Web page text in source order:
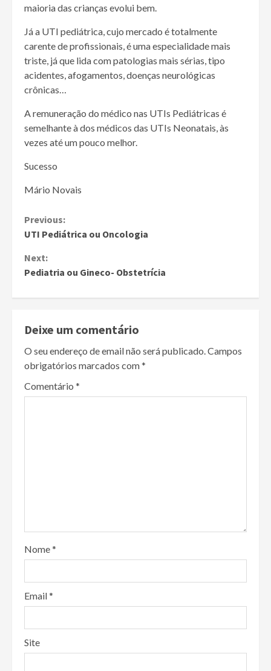
maioria das crianças evolui bem.
Já a UTI pediátrica, cujo mercado é totalmente
carente de profissionais, é uma especialidade mais
triste, já que lida com patologias mais sérias, tipo
acidentes, afogamentos, doenças neurológicas
crônicas…
A remuneração do médico nas UTIs Pediátricas é
semelhante à dos médicos das UTIs Neonatais, às
vezes até um pouco melhor.
Sucesso
Mário Novais
Continue
Previous:
UTI Pediátrica ou Oncologia
Next:
Pediatria ou Gineco- Obstetrícia
Deixe um comentário
O seu endereço de email não será publicado.Campos
obrigatórios marcados com*
Comentário *
Nome*
Email*
Site